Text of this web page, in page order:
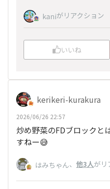
kaniがリアクション
いいね
kerikeri-kurakura
2026/06/26 22:57
炒め野菜のFDブロック
すねー😅
はみちゃん、 他3人がリ